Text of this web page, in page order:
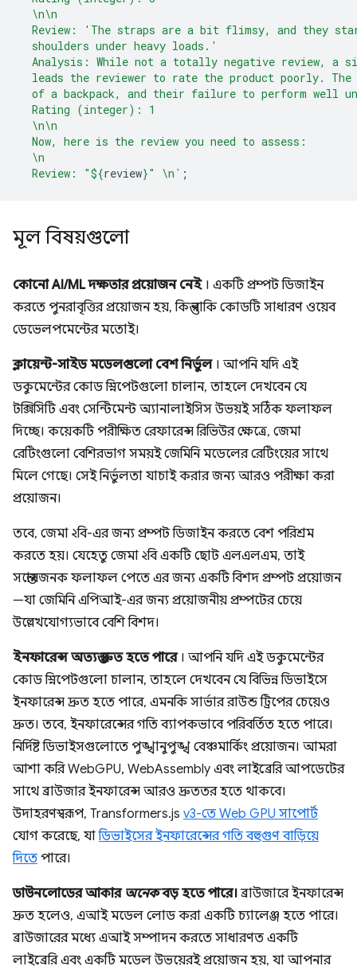
  \n\n
Review: 'The straps are a bit flimsy, and they
  shoulders under heavy loads.'
Analysis: While not a totally negative review, a
leads the reviewer to rate the product poorly.
of a backpack, and their failure to perform well
  Rating (integer): 1
  \n\n
  Now, here is the review you need to assess:
  \n
  Review: "
${review}" \n` ;
মূল বিষয়গুলো
কোনো AI/ML দক্ষতার প্রয়োজন নেই। একটি প্রম্পট ডিজাইন
করতে পুনরাবৃত্তির প্রয়োজন হয়, কিন্তু বাকি কোডটি সাধারণ ওয়েব
ডেভেলপমেন্টের মতোই।
ক্লায়েন্ট-সাইড মডেলগুলো বেশ নির্ভুল। আপনি যদি এই
ডকুমেন্টের কোড স্নিপেটগুলো চালান, তাহলে দেখবেন যে
টক্সিসিটি এবং সেন্টিমেন্ট অ্যানালাইসিস উভয়ই সঠিক ফলাফল
দিচ্ছে। কয়েকটি পরীক্ষিত রেফারেন্স রিভিউর ক্ষেত্রে, জেমা
রেটিংগুলো বেশিরভাগ সময়ই জেমিনি মডেলের রেটিংয়ের সাথে
মিলে গেছে। সেই নির্ভুলতা যাচাই করার জন্য আরও পরীক্ষা করা
প্রয়োজন।
তবে, জেমা ২বি-এর জন্য প্রম্পট ডিজাইন করতে বেশ পরিশ্রম
করতে হয়। যেহেতু জেমা ২বি একটি ছোট এলএলএম, তাই
সন্তোষজনক ফলাফল পেতে এর জন্য একটি বিশদ প্রম্পট প্রয়োজন
—যা জেমিনি এপিআই-এর জন্য প্রয়োজনীয় প্রম্পটের চেয়ে
উল্লেখযোগ্যভাবে বেশি বিশদ।
ইনফারেন্স অত্যন্ত দ্রুত হতে পারে। আপনি যদি এই ডকুমেন্টের
কোড স্নিপেটগুলো চালান, তাহলে দেখবেন যে বিভিন্ন ডিভাইসে
ইনফারেন্স দ্রুত হতে পারে, এমনকি সার্ভার রাউন্ড ট্রিপের চেয়েও
দ্রুত। তবে, ইনফারেন্সের গতি ব্যাপকভাবে পরিবর্তিত হতে পারে।
নির্দিষ্ট ডিভাইসগুলোতে পুঙ্খানুপুঙ্খ বেঞ্চমার্কিং প্রয়োজন। আমরা
আশা করি WebGPU, WebAssembly এবং লাইব্রেরি আপডেটের
সাথে ব্রাউজার ইনফারেন্স আরও দ্রুততর হতে থাকবে।
উদাহরণস্বরূপ, Transformers.js v3-তে Web GPU সাপোর্ট
যোগ করেছে, যাডিভাইসের ইনফারেন্সের গতি বহুগুণ বাড়িয়ে
দিতে পারে।
ডাউনলোডের আকার অনেকবড় হতে পারে। ব্রাউজারে ইনফারেন্স
দ্রুত হলেও, এআই মডেল লোড করা একটি চ্যালেঞ্জ হতে পারে।
ব্রাউজারের মধ্যে এআই সম্পাদন করতে সাধারণত একটি
লাইব্রেরি এবং একটি মডেল উভয়েরই প্রয়োজন হয়, যা আপনার